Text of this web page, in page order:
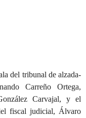
del tribunal de alzada-
Carreño Ortega,
Carvajal, y el
fiscal judicial, Álvaro